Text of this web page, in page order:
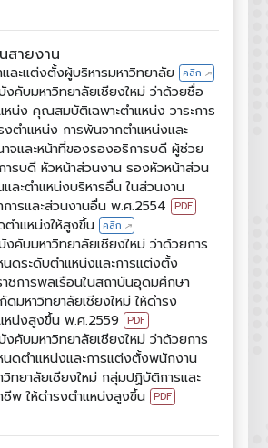
สายงาน
และแต่งตั้งผู้บริหารมหาวิทยาลัย คลิก↑
งคับมหาวิทยาลัยเชียงใหม่ ว่าด้วยชื่อ
หน่ง คุณสมบัติเฉพาะตำแหน่ง วาระการ
งตำแหน่ง การพ้นจากตำแหน่งและ
าจและหน้าที่ของรองอธิการบดี ผู้ช่วย
ารบดี หัวหน้าส่วนงาน รองหัวหน้าส่วน
และตำแหน่งบริหารอื่น ในส่วนงาน
การและส่วนงานอื่น พ.ศ.2554 PDF
ตำแหน่งให้สูงขึ้น คลิก↑
งคับมหาวิทยาลัยเชียงใหม่ ว่าด้วยการ
นดระดับตำแหน่งและการแต่งตั้ง
าชการพลเรือนในสถาบันอุดมศึกษา
ดมหาวิทยาลัยเชียงใหม่ ให้ดำรง
หน่งสูงขึ้น พ.ศ.2559 PDF
งคับมหาวิทยาลัยเชียงใหม่ ว่าด้วยการ
นดตำแหน่งและการแต่งตั้งพนักงาน
วิทยาลัยเชียงใหม่ กลุ่มปฏิบัติการและ
ชีพ ให้ดำรงตำแหน่งสูงขึ้น PDF